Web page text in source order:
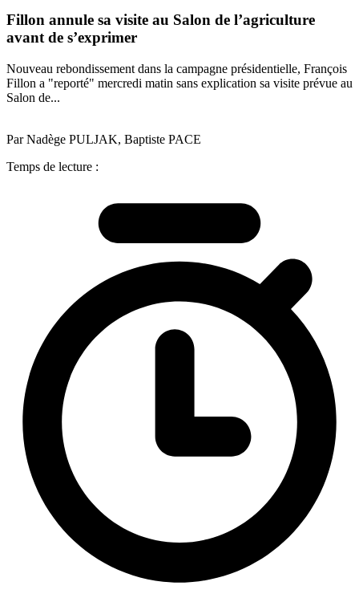
Fillon annule sa visite au Salon de l’agriculture
avant de s’exprimer
Nouveau rebondissement dans la campagne présidentielle, François
Fillon a "reporté" mercredi matin sans explication sa visite prévue au
Salon de...
Par Nadège PULJAK, Baptiste PACE
Temps de lecture :